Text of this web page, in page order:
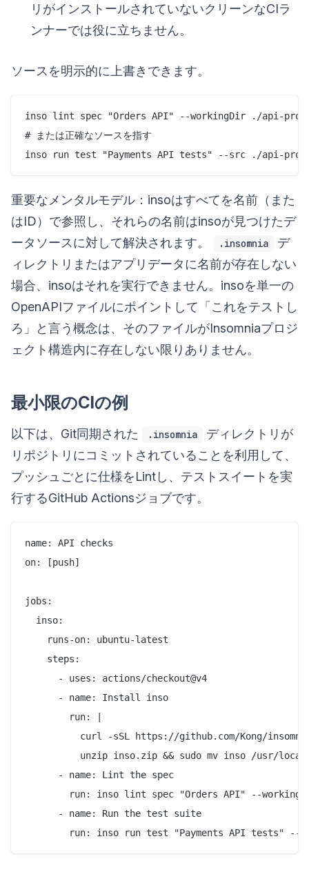
リがインストールされていないクリーンなCIラ
ンナーでは役に立ちません。
ソースを明示的に上書きできます。
inso lint spec "Orders API" --workingDir ./api-
# または正確なソースを指す
重要なメンタルモデル：insoはすべてを名前（また
はID）で参照し、それらの名前はinsoが見つけたデ
ータソースに対して解決されます。
.insomnia
デ
ィレクトリまたはアプリデータに名前が存在しない
場合、insoはそれを実行できません。insoを単一の
OpenAPIファイルにポイントして「これをテストし
ろ」と言う概念は、そのファイルがInsomniaプロジ
ェクト構造内に存在しない限りありません。
最小限のCIの例
以下は、Git同期された .insomnia
ディレクトリが
リポジトリにコミットされていることを利用して、
プッシュごとに仕様をLintし、テストスイートを実
行するGitHub Actionsジョブです。
name: API checks
on: [push]
jobs:
  inso:
    runs-on: ubuntu-latest
    steps:
      - uses: actions/checkout@v4
      - name: Install inso
        run: |
curl -sSL https://github.com/Kong/
unzip inso.zip && sudo mv inso /usr/
      - name: Lint the spec
run: inso lint spec "Orders API" --
      - name: Run the test suite